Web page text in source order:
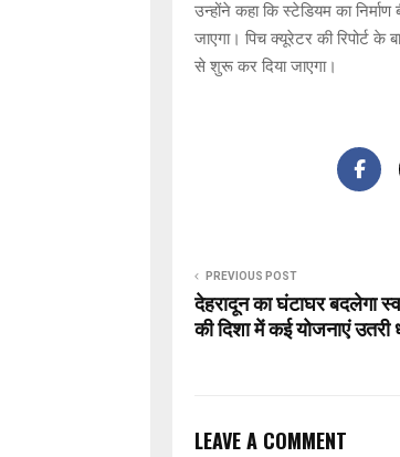
उन्होंने कहा कि स्टेडियम का
जाएगा। पिच क्यूरेटर की रिपोर्ट
से शुरू कर दिया जाएगा।
PREVIOUS POST
देहरादून का घंटाघर बदलेगा
की दिशा में कई योजनाएं
LEAVE A COMMENT